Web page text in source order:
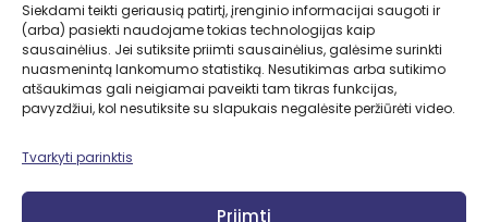
Siekdami teikti geriausią patirtį, įrenginio informacijai saugoti ir
(arba) pasiekti naudojame tokias technologijas kaip
sausainėlius. Jei sutiksite priimti sausainėlius, galėsime surinkti
nuasmenintą lankomumo statistiką. Nesutikimas arba sutikimo
atšaukimas gali neigiamai paveikti tam tikras funkcijas,
pavyzdžiui, kol nesutiksite su slapukais negalėsite peržiūrėti video.
Tvarkyti parinktis
Priimti
Gedimino pr. 51, LT-01109 Vilnius
Tel. +370 683 95403
El. paštas: lbd.sekretore@gmail.com